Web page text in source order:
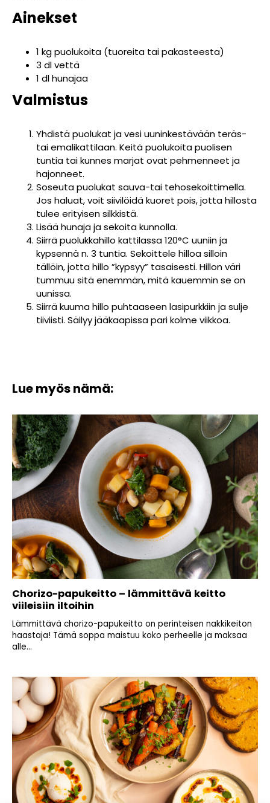
Ainekset
1 kg puolukoita (tuoreita tai pakasteesta)
3 dl vettä
1 dl hunajaa
Valmistus
Yhdistä puolukat ja vesi uuninkestävään teräs-
tai emalikattilaan. Keitä puolukoita puolisen
tuntia tai kunnes marjat ovat pehmenneet ja
hajonneet.
Soseuta puolukat sauva-tai tehosekoittimella.
Jos haluat, voit siivilöidä kuoret pois, jotta hillosta
tulee erityisen silkkistä.
Lisää hunaja ja sekoita kunnolla.
Siirrä puolukkahillo kattilassa 120°C uuniin ja
kypsennä n. 3 tuntia. Sekoittele hilloa silloin
tällöin, jotta hillo ”kypsyy” tasaisesti. Hillon väri
tummuu sitä enemmän, mitä kauemmin se on
uunissa.
Siirrä kuuma hillo puhtaaseen lasipurkkiin ja sulje
tiiviisti. Säilyy jääkaapissa pari kolme viikkoa.
Lue myös nämä:
Chorizo-papukeitto – lämmittävä keitto
viileisiin iltoihin
Lämmittävä chorizo-papukeitto on perinteisen nakkikeiton
haastaja! Tämä soppa maistuu koko perheelle ja maksaa
alle...